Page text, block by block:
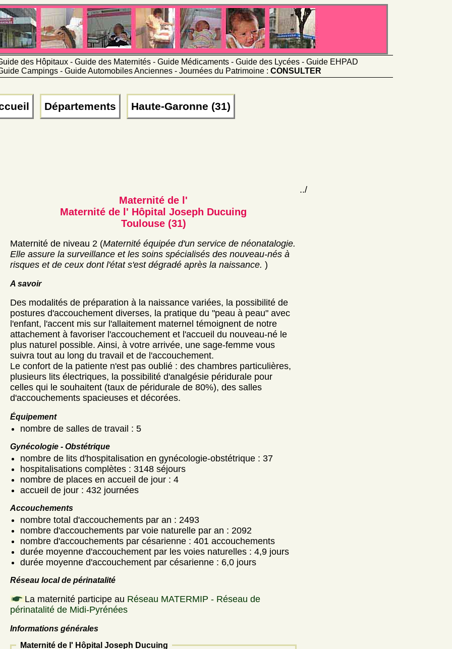
des Hôpitaux - Guide des Maternités - Guide Médicaments - Guide des Lycées - Guide EHPAD
Campings - Guide Automobiles Anciennes - Journées du Patrimoine : CONSULTER
Départements Haute-Garonne (31)
../
Maternité de l'
Maternité de l' Hôpital Joseph Ducuing
Toulouse (31)
Maternité de niveau 2 (Maternité équipée d'un service de néonatalogie.
Elle assure la surveillance et les soins spécialisés des nouveau-nés à
risques et de ceux dont l'état s'est dégradé après la naissance. )
A savoir
Des modalités de préparation à la naissance variées, la possibilité de
postures d'accouchement diverses, la pratique du "peau à peau" avec
l'enfant, l'accent mis sur l'allaitement maternel témoignent de notre
attachement à favoriser l'accouchement et l'accueil du nouveau-né le
plus naturel possible. Ainsi, à votre arrivée, une sage-femme vous
suivra tout au long du travail et de l'accouchement.
Le confort de la patiente n'est pas oublié : des chambres particulières,
plusieurs lits électriques, la possibilité d'analgésie péridurale pour
celles qui le souhaitent (taux de péridurale de 80%), des salles
d'accouchements spacieuses et décorées.
Équipement
nombre de salles de travail : 5
Gynécologie - Obstétrique
nombre de lits d'hospitalisation en gynécologie-obstétrique : 37
hospitalisations complètes : 3148 séjours
nombre de places en accueil de jour : 4
accueil de jour : 432 journées
Accouchements
nombre total d'accouchements par an : 2493
nombre d'accouchements par voie naturelle par an : 2092
nombre d'accouchements par césarienne : 401 accouchements
durée moyenne d'accouchement par les voies naturelles : 4,9 jours
durée moyenne d'accouchement par césarienne : 6,0 jours
Réseau local de périnatalité
La maternité participe au Réseau MATERMIP - Réseau de
périnatalité de Midi-Pyrénées
Informations générales
Maternité de l' Hôpital Joseph Ducuing